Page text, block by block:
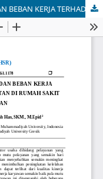
HUBUNGAN KELELAHAN (FATIGUE) DAN BEBAN KERJA TERHADAP KINERJA TENAGA KESEHATAN DI RUMAH SAKIT MEDIKA MULIA TUBAN